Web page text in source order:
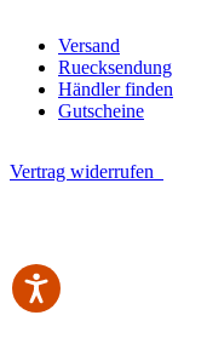
Versand
Ruecksendung
Händler finden
Gutscheine
Vertrag widerrufen